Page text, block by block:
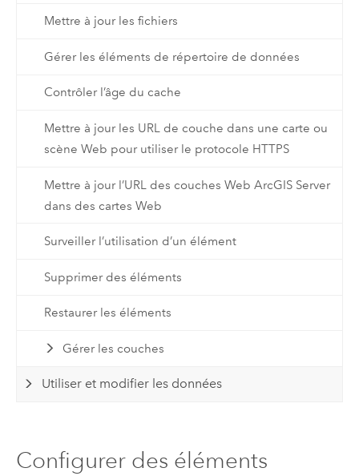
Mettre à jour les fichiers
Gérer les éléments de répertoire de données
Contrôler l’âge du cache
Mettre à jour les URL de couche dans une carte ou
scène Web pour utiliser le protocole HTTPS
Mettre à jour l’URL des couches Web ArcGIS Server
dans des cartes Web
Surveiller l’utilisation d’un élément
Supprimer des éléments
Restaurer les éléments
Gérer les couches
Utiliser et modifier les données
Configurer des éléments